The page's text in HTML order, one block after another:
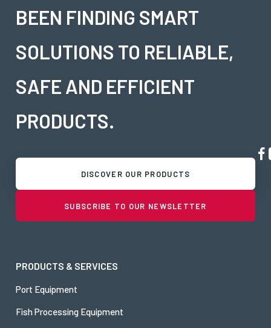
BEEN FINDING SMART
SOLUTIONS TO RELIABLE,
SAFE AND EFFICIENT
PRODUCTS.
DISCOVER OUR PRODUCTS
SUBSCRIBE TO OUR NEWSLETTER
PRODUCTS & SERVICES
Port Equipment
Fish Processing Equipment